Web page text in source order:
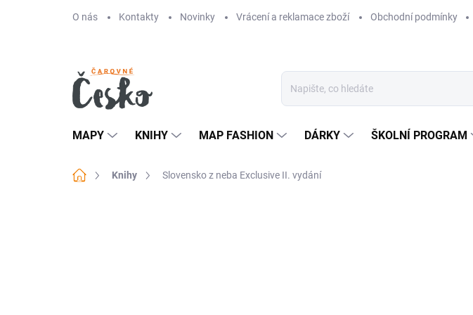
O nás Kontakty Novinky Vrácení a reklamace zboží Obchodní podmínky
MAPY KNIHY MAP FASHION DÁRKY ŠKOLNÍ PROGRAM
Domů Knihy Slovensko z neba Exclusive II. vydání